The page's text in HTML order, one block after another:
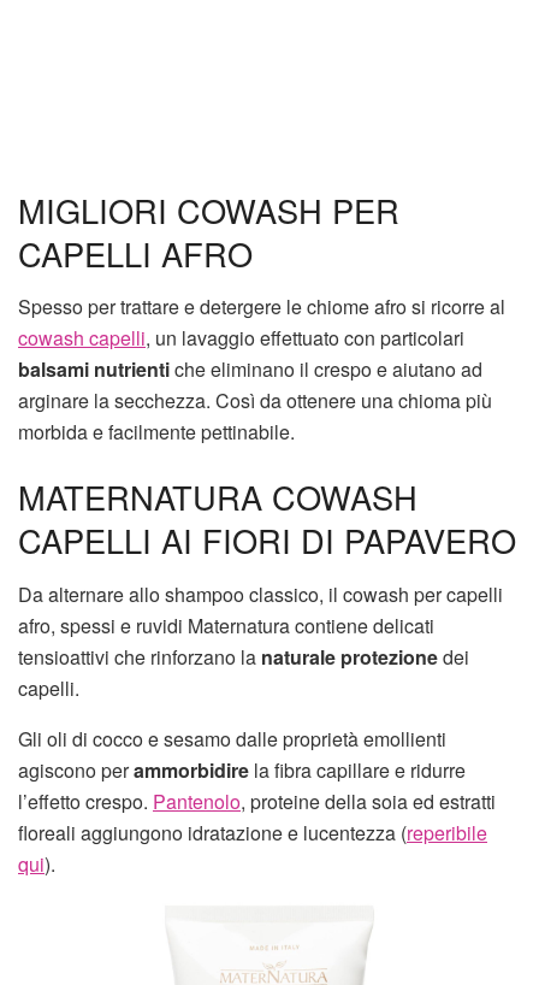
MIGLIORI COWASH PER
CAPELLI AFRO
Spesso per trattare e detergere le chiome afro si ricorre al
cowash capelli, un lavaggio effettuato con particolari
balsami nutrientiche eliminano il crespo e aiutano ad
arginare la secchezza. Così da ottenere una chioma più
morbida e facilmente pettinabile.
MATERNATURA COWASH
CAPELLI AI FIORI DI PAPAVERO
Da alternare allo shampoo classico, il cowash per capelli
afro, spessi e ruvidi Maternatura contiene delicati
tensioattivi che rinforzano la naturale protezionedei
capelli.
Gli oli di cocco e sesamo dalle proprietà emollienti
agiscono perammorbidire la fibra capillare e ridurre
l’effetto crespo. Pantenolo, proteine della soia ed estratti
floreali aggiungono idratazione e lucentezza (reperibile
qui).